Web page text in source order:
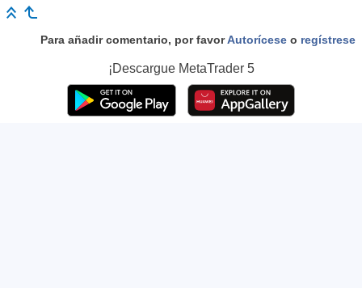
Para añadir comentario, por favorAutorícese o regístrese
¡Descargue MetaTrader 5